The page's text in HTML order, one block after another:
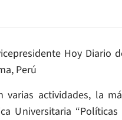
Hoy Diario
Perú
actividades, la
Universitaria “Políticas